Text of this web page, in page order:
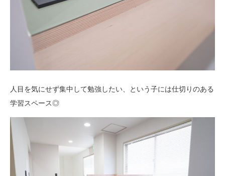
人目を気にせず集中して勉強したい、という子には仕切りのある
学習スペース◎